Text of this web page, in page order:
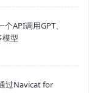
API调用GPT、
模型
过Navicat for